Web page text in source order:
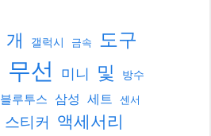
개 갤럭시 금속 도구
무선 미니 및 방수
블루투스 삼성 세트 센서
스티커 액세서리